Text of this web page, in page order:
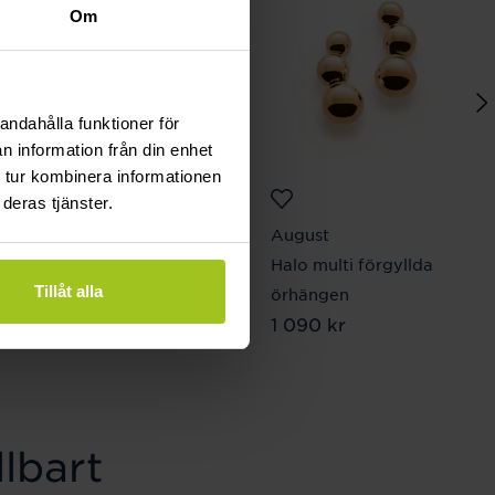
Om
funktioner för
information från din enhet
kombinera informationen
tjänster.
Tillåt alla
Dewy örhängen
Pris:950 kr
950 kr
August
Halo multi förgyllda
örhängen
Pris:1 090 kr
1 090 kr